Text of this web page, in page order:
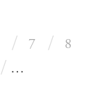
7
8
…